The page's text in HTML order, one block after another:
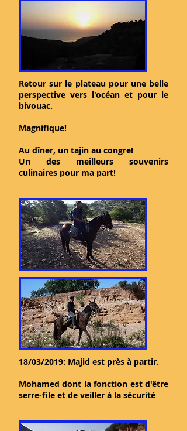
Retour sur le plateau pour une belle
perspective vers l'océan et pour le
bivouac.
Magnifique!
Au dîner, un tajin au congre!
Un des meilleurs souvenirs
culinaires pour ma part!
18/03/2019: Majid est près à partir.
Mohamed dont la fonction est d'être
serre-file et de veiller à la sécurité